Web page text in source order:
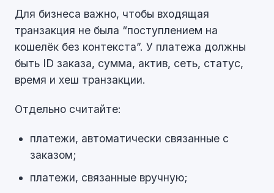
Для бизнеса важно, чтобы входящая
транзакция не была “поступлением на
кошелёк без контекста”. У платежа должны
быть ID заказа, сумма, актив, сеть, статус,
время и хеш транзакции.
Отдельно считайте:
платежи, автоматически связанные с
заказом;
платежи, связанные вручную;